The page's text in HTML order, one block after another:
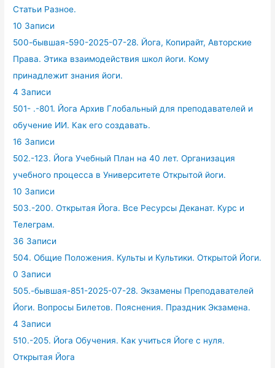
Статьи Разное.
10 Записи
500-бывшая-590-2025-07-28. Йога, Копирайт, Авторские
Права. Этика взаимодействия школ йоги. Кому
принадлежит знания йоги.
4 Записи
501- .-801. Йога Архив Глобальный для преподавателей и
обучение ИИ. Как его создавать.
16 Записи
502.-123. Йога Учебный План на 40 лет. Организация
учебного процесса в Университете Открытой йоги.
10 Записи
503.-200. Открытая Йога. Все Ресурсы Деканат. Курс и
Телеграм.
36 Записи
504. Общие Положения. Культы и Культики. Открытой Йоги.
0 Записи
505.-бывшая-851-2025-07-28. Экзамены Преподавателей
Йоги. Вопросы Билетов. Пояснения. Праздник Экзамена.
4 Записи
510.-205. Йога Обучения. Как учиться Йоге с нуля.
Открытая Йога